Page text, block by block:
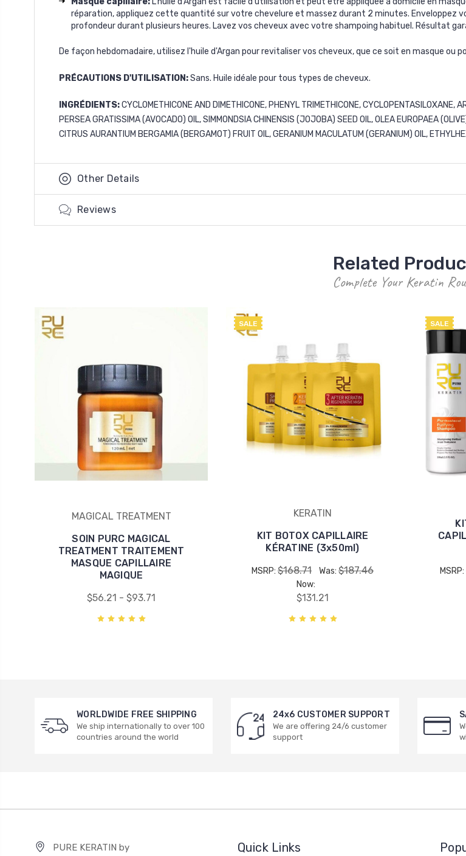
réparation, appliquez cette quantité sur votre chevelure et massez durant 2 minutes. Enveloppez
profondeur durant plusieurs heures. Lavez vos cheveux avec votre shampoing habituel. Résultat
De façon hebdomadaire, utilisez l'huile d'Argan pour revitaliser vos cheveux, que ce soit en masque ou
PRÉCAUTIONS D'UTILISATION:Sans. Huile idéale pour tous types de cheveux.
INGRÉDIENTS:CYCLOMETHICONE AND DIMETHICONE, PHENYL TRIMETHICONE, CYCLOPENTASILOXANE,
PERSEA GRATISSIMA (AVOCADO) OIL, SIMMONDSIA CHINENSIS (JOJOBA) SEED OIL, OLEA EUROPAEA
CITRUS AURANTIUM BERGAMIA (BERGAMOT) FRUIT OIL, GERANIUM MACULATUM (GERANIUM) OIL,
Other Details
Reviews
Related
Complete Your Keratin
MAGICAL TREATMENT
SOIN PURC MAGICAL
TREATMENT TRAITEMENT
MASQUE CAPILLAIRE
MAGIQUE
$56.21 - $93.71
SALE
KERATIN
KIT BOTOX CAPILLAIRE
KÉRATINE (3x50ml)
MSRP: $168.71 Was: $187.46
Now:
$131.21
SALE
MSRP:
WORLDWIDE FREE SHIPPING
We ship internationally to over 100
countries around the world
24x6 CUSTOMER SUPPORT
We are offering 24/6 customer
support
PURE KERATIN by
Quick Links